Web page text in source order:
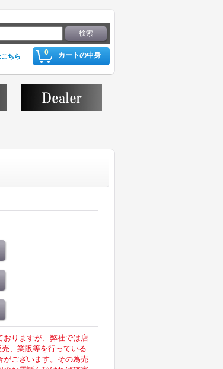
0 カートの中身
ちら
おりますが、弊社では店
、業販等を行っている
ございます。その為売